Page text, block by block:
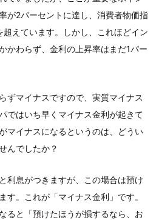
が2パーセントに達し、消費者物価指
えています。しかし、これほどイン
かわらず、金利の上昇率はまだ1パー
ずマイナスですので、実質マイナス
ではいち早くマイナス金利が起きて
マイナスになるというのは、どうい
んでしたか？
利息がつきますが、この場合は預け
す。これが「マイナス金利」です。
ると「預けたほうが損するなら、お